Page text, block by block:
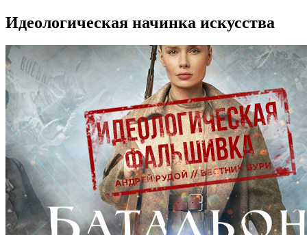
Идеологическая начинка искусства